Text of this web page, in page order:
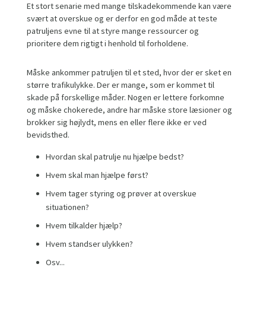
Et stort senarie med mange tilskadekommende kan være
svært at overskue og er derfor en god måde at teste
patruljens evne til at styre mange ressourcer og
prioritere dem rigtigt i henhold til forholdene.
Måske ankommer patruljen til et sted, hvor der er sket en
større trafikulykke. Der er mange, som er kommet til
skade på forskellige måder. Nogen er lettere forkomne
og måske chokerede, andre har måske store læsioner og
brokker sig højlydt, mens en eller flere ikke er ved
bevidsthed.
Hvordan skal patrulje nu hjælpe bedst?
Hvem skal man hjælpe først?
Hvem tager styring og prøver at overskue
situationen?
Hvem tilkalder hjælp?
Hvem standser ulykken?
Osv...